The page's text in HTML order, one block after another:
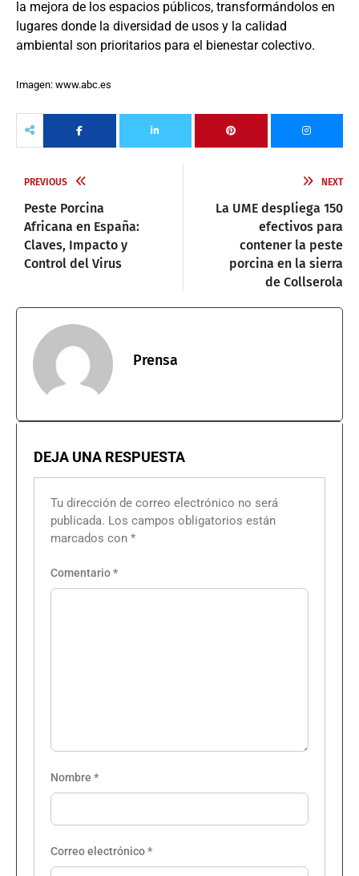
la mejora de los espacios públicos, transformándolos en
lugares donde la diversidad de usos y la calidad
ambiental son prioritarios para el bienestar colectivo.
Imagen: www.abc.es
PREVIOUS
Peste Porcina
Africana en España:
Claves, Impacto y
Control del Virus
NEXT
La UME despliega 150
efectivos para
contener la peste
porcina en la sierra
de Collserola
Prensa
DEJA UNA RESPUESTA
Tu dirección de correo electrónico no será
publicada. Los campos obligatorios están
marcados con *
Comentario*
Nombre *
Correo electrónico*